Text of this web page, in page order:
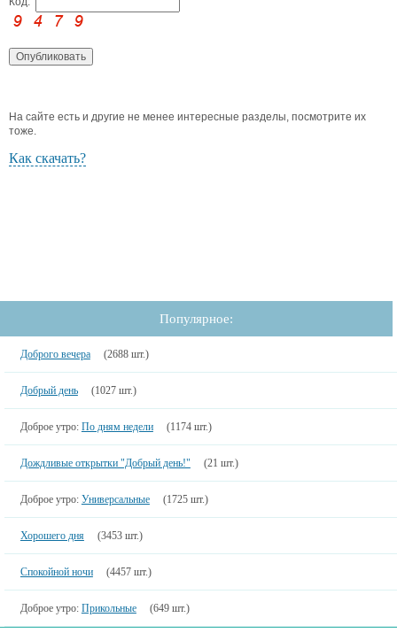
На сайте есть и другие не менее интересные разделы, посмотрите их
тоже.
Как скачать?
Популярное:
Доброго вечера (2688 шт.)
Добрый день (1027 шт.)
Доброе утро: По дням недели (1174 шт.)
Дождливые открытки "Добрый день!" (21 шт.)
Доброе утро: Универсальные (1725 шт.)
Хорошего дня (3453 шт.)
Спокойной ночи (4457 шт.)
Доброе утро: Прикольные (649 шт.)